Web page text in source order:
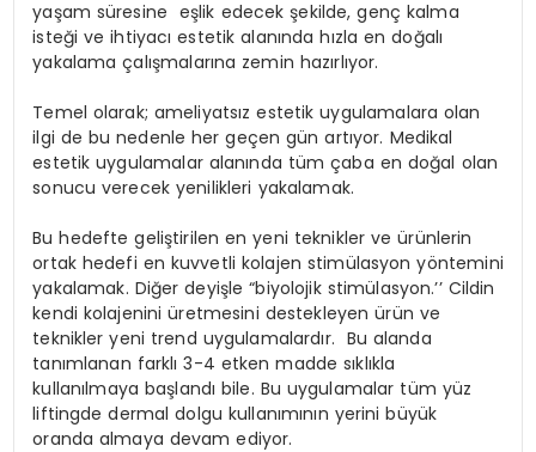
yaşam süresine eşlik edecek şekilde, genç kalma
isteği ve ihtiyacı estetik alanında hızla en doğalı
yakalama çalışmalarına zemin hazırlıyor.
Temel olarak; ameliyatsız estetik uygulamalara olan
ilgi de bu nedenle her geçen gün artıyor. Medikal
estetik uygulamalar alanında tüm çaba en doğal olan
sonucu verecek yenilikleri yakalamak.
Bu hedefte geliştirilen en yeni teknikler ve ürünlerin
ortak hedefi en kuvvetli kolajen stimülasyon yöntemini
yakalamak. Diğer deyişle “biyolojik stimülasyon.’’ Cildin
kendi kolajenini üretmesini destekleyen ürün ve
teknikler yeni trend uygulamalardır. Bu alanda
tanımlanan farklı 3-4 etken madde sıklıkla
kullanılmaya başlandı bile. Bu uygulamalar tüm yüz
liftingde dermal dolgu kullanımının yerini büyük
oranda almaya devam ediyor.